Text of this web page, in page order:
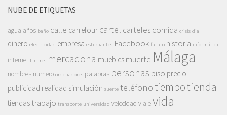
NUBE DE ETIQUETAS
agua años baño calle carrefour cartel cartelescomida crisis dia
dinero electricidad empresa estudiantes Facebook futuro historia informática
internet Linares mercadona muebles muerte Málaga
nombres numero ordenadores palabras personas piso precio
publicidad realidad simulación suerte teléfonotiempotienda
tiendas trabajo transporte universidad velocidad viajevida